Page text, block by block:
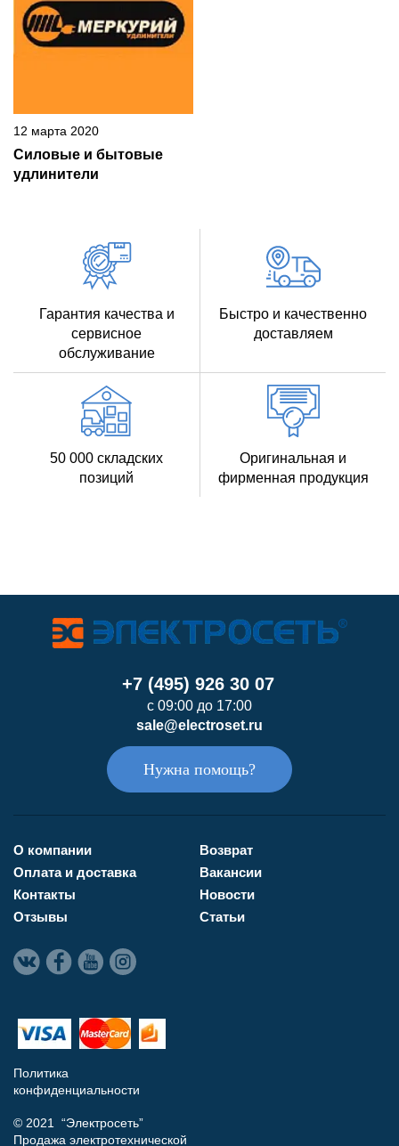
12 марта 2020
Силовые и бытовые
удлинители
Гарантия качества и
сервисное
обслуживание
Быстро и качественно
доставляем
50 000 складских
позиций
Оригинальная и
фирменная продукция
+7 (495) 926 30 07
с 09:00 до 17:00
sale@electroset.ru
Нужна помощь?
О компании
Оплата и доставка
Контакты
Отзывы
Возврат
Вакансии
Новости
Статьи
Политика
конфиденциальности
© 2021 “Электросеть”
Продажа электротехнической